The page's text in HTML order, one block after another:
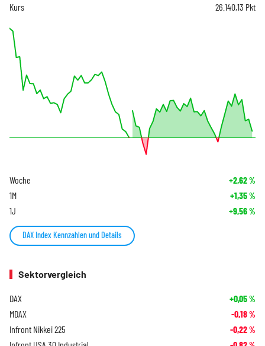
Kurs 26.140,13 Pkt
Woche +2,62%
1M +1,35%
1J +9,56%
DAX Index Kennzahlen und Details
Sektorvergleich
DAX +0,05%
MDAX -0,18%
Infront Nikkei 225 -0,22%